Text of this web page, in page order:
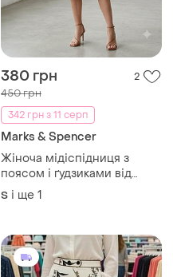
380 грн 2
450 грн
342 грн з 11 серп
Marks & Spencer
Жіноча мідіспідниця з
поясом і ґудзиками від
бренда m&amp;s collection
S і ще 1